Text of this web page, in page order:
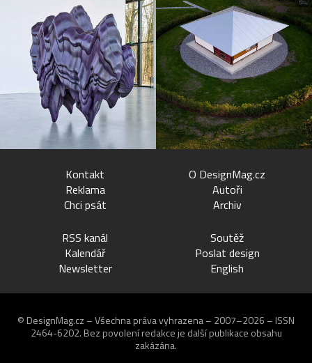
Kontakt
Reklama
Chci psát
O DesignMag.cz
Autoři
Archiv
RSS kanál
Kalendář
Newsletter
Soutěž
Poslat design
English
© DesignMag.cz – Všechna práva vyhrazena – 2007–2026 – ISSN
2464-6202. Bez povolení redakce je další publikace obsahu
zakázána.